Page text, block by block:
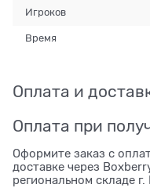
Игроков
Время
Оплата и
Оплата при
Оформите заказ с
доставке через
региональном складе